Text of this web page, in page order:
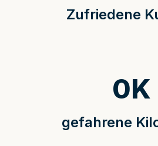
Zufriedene
gefahrene
0K